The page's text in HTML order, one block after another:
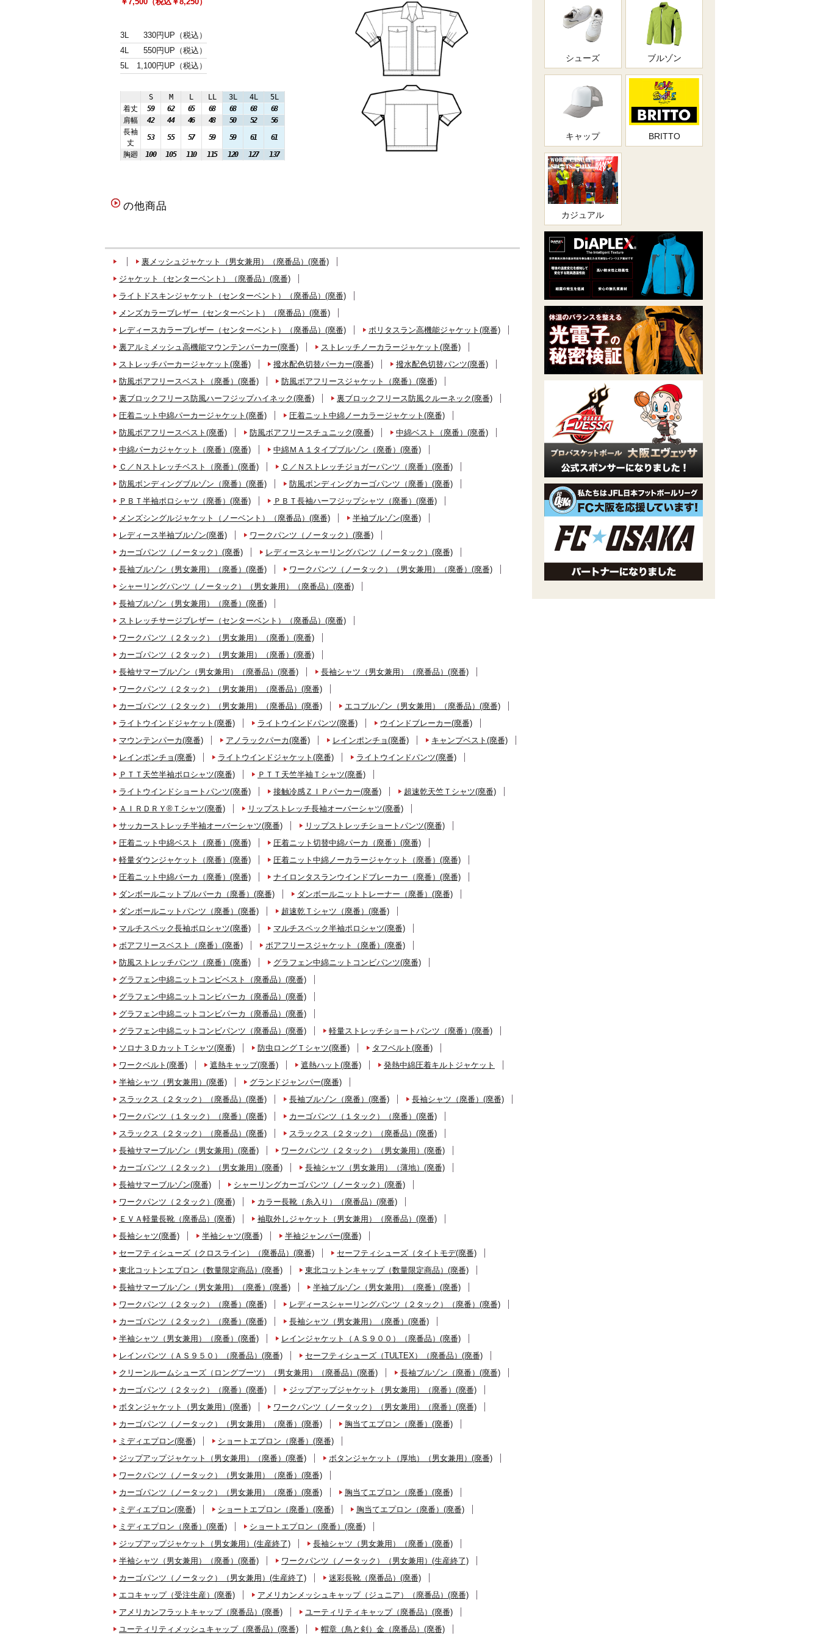
3L
330円UP（税込）
4L
550円UP（税込）
5L
1,100円UP（税込）
S M L LL 3L 4L
5L
着丈
59 62 65 68 68 68
68
肩幅
42 44 46 48 50 52
56
長袖
丈
53 55 57 59 59 61
61
胸廻
100 105 110 115 120 127 137
の他商品
裏メッシュジャケット（男女兼用）（廃番品）(廃番)
ジャケット（センターベント）（廃番品）(廃番)
ライトドスキンジャケット（センターベント）（廃番品）(廃番)
メンズカラーブレザー（センターベント）（廃番品）(廃番)
レディースカラーブレザー（センターベント）（廃番品）(廃番)
ポリタスラン高機能ジャケット(廃番)
裏アルミメッシュ高機能マウンテンパーカー(廃番)
ストレッチノーカラージャケット(廃番)
ストレッチパーカージャケット(廃番)
撥水配色切替パーカー(廃番)
撥水配色切替パンツ(廃番)
防風ボアフリースベスト（廃番）(廃番)
防風ボアフリースジャケット（廃番）(廃番)
裏ブロックフリース防風ハーフジップハイネック(廃番)
裏ブロックフリース防風クルーネック(廃番)
圧着ニット中綿パーカージャケット(廃番)
圧着ニット中綿ノーカラージャケット(廃番)
防風ボアフリースベスト(廃番)
防風ボアフリースチュニック(廃番)
中綿ベスト（廃番）(廃番)
中綿パーカジャケット（廃番）(廃番)
中綿ＭＡ１タイプブルゾン（廃番）(廃番)
Ｃ／Ｎストレッチベスト（廃番）(廃番)
Ｃ／Ｎストレッチジョガーパンツ（廃番）(廃番)
防風ボンディングブルゾン（廃番）(廃番)
防風ボンディングカーゴパンツ（廃番）(廃番)
ＰＢＴ半袖ポロシャツ（廃番）(廃番)
ＰＢＴ長袖ハーフジップシャツ（廃番）(廃番)
メンズシングルジャケット（ノーベント）（廃番品）(廃番)
半袖ブルゾン(廃番)
レディース半袖ブルゾン(廃番)
ワークパンツ（ノータック）(廃番)
カーゴパンツ（ノータック）(廃番)
レディースシャーリングパンツ（ノータック）(廃番)
長袖ブルゾン（男女兼用）（廃番）(廃番)
ワークパンツ（ノータック）（男女兼用）（廃番）(廃番)
シャーリングパンツ（ノータック）（男女兼用）（廃番品）(廃番)
長袖ブルゾン（男女兼用）（廃番）(廃番)
ストレッチサージブレザー（センターベント）（廃番品）(廃番)
ワークパンツ（２タック）（男女兼用）（廃番）(廃番)
カーゴパンツ（２タック）（男女兼用）（廃番）(廃番)
長袖サマーブルゾン（男女兼用）（廃番品）(廃番)
長袖シャツ（男女兼用）（廃番品）(廃番)
ワークパンツ（２タック）（男女兼用）（廃番品）(廃番)
カーゴパンツ（２タック）（男女兼用）（廃番品）(廃番)
エコブルゾン（男女兼用）（廃番品）(廃番)
ライトウインドジャケット(廃番)
ライトウインドパンツ(廃番)
ウインドブレーカー(廃番)
マウンテンパーカ(廃番)
アノラックパーカ(廃番) レインポンチョ(廃番)
キャンプベスト(廃番)
レインポンチョ(廃番)
ライトウインドジャケット(廃番)
ライトウインドパンツ(廃番)
ＰＴＴ天竺半袖ポロシャツ(廃番)
ＰＴＴ天竺半袖Ｔシャツ(廃番)
ライトウインドショートパンツ(廃番)
接触冷感ＺＩＰパーカー(廃番)
超速乾天竺Ｔシャツ(廃番)
ＡＩＲＤＲＹ®Ｔシャツ(廃番)
リップストレッチ長袖オーバーシャツ(廃番)
サッカーストレッチ半袖オーバーシャツ(廃番)
リップストレッチショートパンツ(廃番)
圧着ニット中綿ベスト（廃番）(廃番)
圧着ニット切替中綿パーカ（廃番）(廃番)
軽量ダウンジャケット（廃番）(廃番)
圧着ニット中綿ノーカラージャケット（廃番）(廃番)
圧着ニット中綿パーカ（廃番）(廃番)
ナイロンタスランウインドブレーカー（廃番）(廃番)
ダンボールニットプルパーカ（廃番）(廃番)
ダンボールニットトレーナー（廃番）(廃番)
ダンボールニットパンツ（廃番）(廃番)
超速乾Ｔシャツ（廃番）(廃番)
マルチスペック長袖ポロシャツ(廃番)
マルチスペック半袖ポロシャツ(廃番)
ボアフリースベスト（廃番）(廃番)
ボアフリースジャケット（廃番）(廃番)
防風ストレッチパンツ（廃番）(廃番)
グラフェン中綿ニットコンビパンツ(廃番)
グラフェン中綿ニットコンビベスト（廃番品）(廃番)
グラフェン中綿ニットコンビパーカ（廃番品）(廃番)
グラフェン中綿ニットコンビパーカ（廃番品）(廃番)
グラフェン中綿ニットコンビパンツ（廃番品）(廃番)
軽量ストレッチショートパンツ（廃番）(廃番)
ソロナ３ＤカットＴシャツ(廃番)
防虫ロングＴシャツ(廃番)
タフベルト(廃番)
ワークベルト(廃番)
遮熱キャップ(廃番) 遮熱ハット(廃番)
発熱中綿圧着キルトジャケット
半袖シャツ（男女兼用）(廃番)
グランドジャンパー(廃番)
スラックス（２タック）（廃番品）(廃番)
長袖ブルゾン（廃番）(廃番)
長袖シャツ（廃番）(廃番)
ワークパンツ（１タック）（廃番）(廃番)
カーゴパンツ（１タック）（廃番）(廃番)
スラックス（２タック）（廃番品）(廃番)
スラックス（２タック）（廃番品）(廃番)
長袖サマーブルゾン（男女兼用）(廃番)
ワークパンツ（２タック）（男女兼用）(廃番)
カーゴパンツ（２タック）（男女兼用）(廃番)
長袖シャツ（男女兼用）（薄地）(廃番)
長袖サマーブルゾン(廃番)
シャーリングカーゴパンツ（ノータック）(廃番)
ワークパンツ（２タック）(廃番)
カラー長靴（糸入り）（廃番品）(廃番)
ＥＶＡ軽量長靴（廃番品）(廃番)
袖取外しジャケット（男女兼用）（廃番品）(廃番)
長袖シャツ(廃番)
半袖シャツ(廃番)
半袖ジャンパー(廃番)
セーフティシューズ（クロスライン）（廃番品）(廃番)
セーフティシューズ（タイトモデ(廃番)
東北コットンエプロン（数量限定商品）(廃番)
東北コットンキャップ（数量限定商品）(廃番)
長袖サマーブルゾン（男女兼用）（廃番）(廃番)
半袖ブルゾン（男女兼用）（廃番）(廃番)
ワークパンツ（２タック）（廃番）(廃番)
レディースシャーリングパンツ（２タック）（廃番）(廃番)
カーゴパンツ（２タック）（廃番）(廃番)
長袖シャツ（男女兼用）（廃番）(廃番)
半袖シャツ（男女兼用）（廃番）(廃番)
レインジャケット（ＡＳ９００）（廃番品）(廃番)
レインパンツ（ＡＳ９５０）（廃番品）(廃番)
セーフティシューズ（TULTEX）（廃番品）(廃番)
クリーンルームシューズ（ロングブーツ）（男女兼用）（廃番品）(廃番)
長袖ブルゾン（廃番）(廃番)
カーゴパンツ（２タック）（廃番）(廃番)
ジップアップジャケット（男女兼用）（廃番）(廃番)
ボタンジャケット（男女兼用）(廃番)
ワークパンツ（ノータック）（男女兼用）（廃番）(廃番)
カーゴパンツ（ノータック）（男女兼用）（廃番）(廃番)
胸当てエプロン（廃番）(廃番)
ミディエプロン(廃番)
ショートエプロン（廃番）(廃番)
ジップアップジャケット（男女兼用）（廃番）(廃番)
ボタンジャケット（厚地）（男女兼用）(廃番)
ワークパンツ（ノータック）（男女兼用）（廃番）(廃番)
カーゴパンツ（ノータック）（男女兼用）（廃番）(廃番)
胸当てエプロン（廃番）(廃番)
ミディエプロン(廃番)
ショートエプロン（廃番）(廃番)
胸当てエプロン（廃番）(廃番)
ミディエプロン（廃番）(廃番)
ショートエプロン（廃番）(廃番)
ジップアップジャケット（男女兼用）(生産終了)
長袖シャツ（男女兼用）（廃番）(廃番)
半袖シャツ（男女兼用）（廃番）(廃番)
ワークパンツ（ノータック）（男女兼用）(生産終了)
カーゴパンツ（ノータック）（男女兼用）(生産終了)
迷彩長靴（廃番品）(廃番)
エコキャップ（受注生産）(廃番)
アメリカンメッシュキャップ（ジュニア）（廃番品）(廃番)
アメリカンフラットキャップ（廃番品）(廃番)
ユーティリティキャップ（廃番品）(廃番)
ユーティリティメッシュキャップ（廃番品）(廃番)
帽章（鳥と剣）金（廃番品）(廃番)
シューズ ブルゾン
キャップ BRITTO
カジュアル